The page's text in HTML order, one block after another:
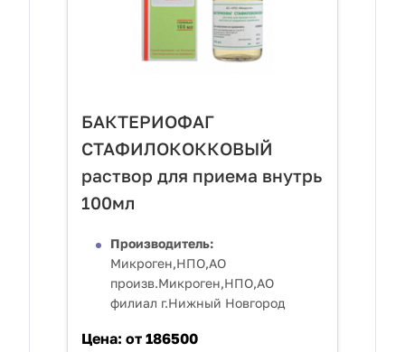
БАКТЕРИОФАГ
СТАФИЛОКОККОВЫЙ
раствор для приема внутрь
100мл
Производитель:
Микроген,НПО,АО
произв.Микроген,НПО,АО
филиал г.Нижный Новгород
Цена: от 186500